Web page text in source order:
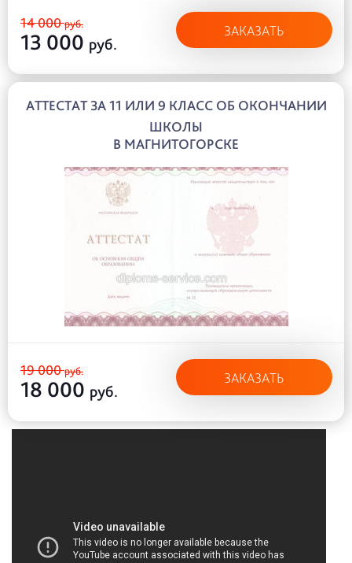
14 000руб.
13 000 руб.
ЗАКАЗАТЬ
АТТЕСТАТ ЗА 11 ИЛИ 9 КЛАСС ОБ ОКОНЧАНИИ
ШКОЛЫ
В МАГНИТОГОРСКЕ
19 000руб.
18 000 руб.
ЗАКАЗАТЬ